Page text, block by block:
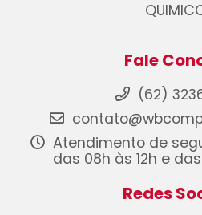
Fale
(62)
Atendimento de
das 08h às 12h e das
Redes